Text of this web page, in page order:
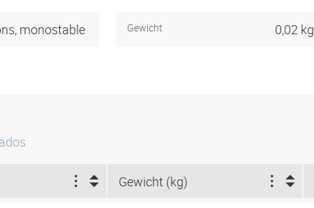
monostable Gewicht 0,02 kg
Gewicht (kg)